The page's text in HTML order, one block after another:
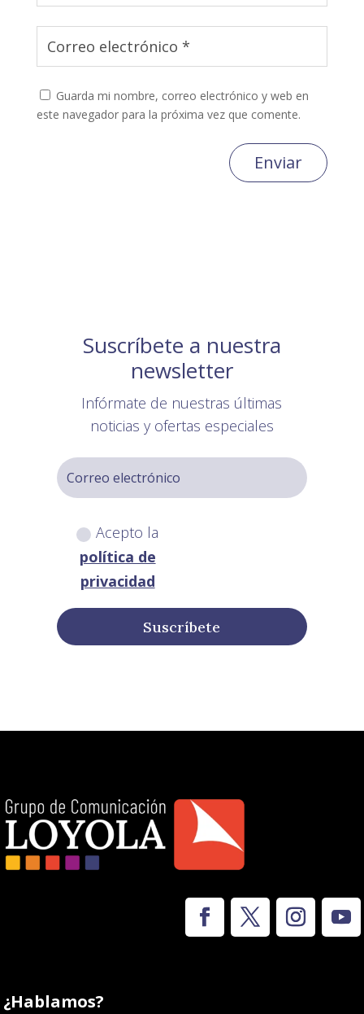
Guarda mi nombre, correo electrónico y web en
este navegador para la próxima vez que comente.
Enviar
Suscríbete a nuestra
newsletter
Infórmate de nuestras últimas
noticias y ofertas especiales
Acepto la
política de
privacidad
Suscríbete
¿Hablamos?